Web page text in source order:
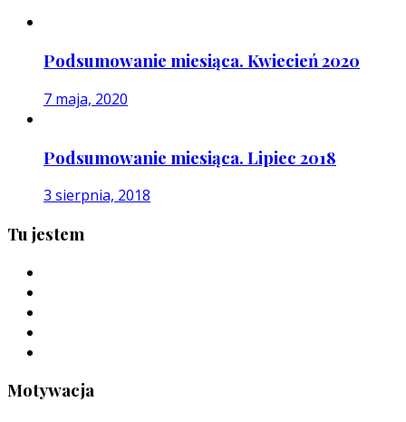
Podsumowanie miesiąca. Kwiecień 2020
7 maja, 2020
Podsumowanie miesiąca. Lipiec 2018
3 sierpnia, 2018
Tu jestem
Motywacja